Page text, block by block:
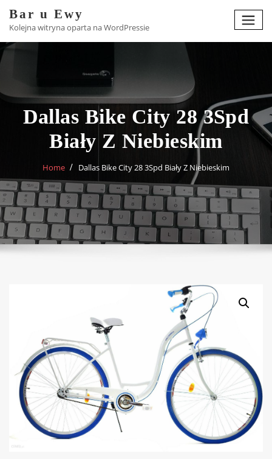
content
Bar u Ewy
Kolejna witryna oparta na WordPressie
Dallas Bike City 28 3Spd
Biały Z Niebieskim
Home Dallas Bike City 28 3Spd Biały Z Niebieskim